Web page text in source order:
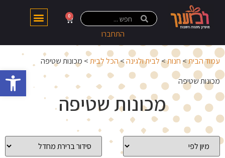
התחברו
0
עמוד הבית>חנות>לבית ולגינה>הכל לבית> מכונות שטיפה
מכונות שטיפה
מכונות שטיפה